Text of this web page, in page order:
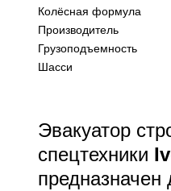
Колёсная формула
Производитель
Грузоподъемность
Шасси
Эвакуатор
спецтехники